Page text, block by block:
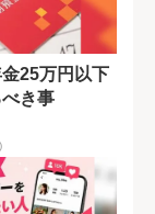
25万円以下
き事